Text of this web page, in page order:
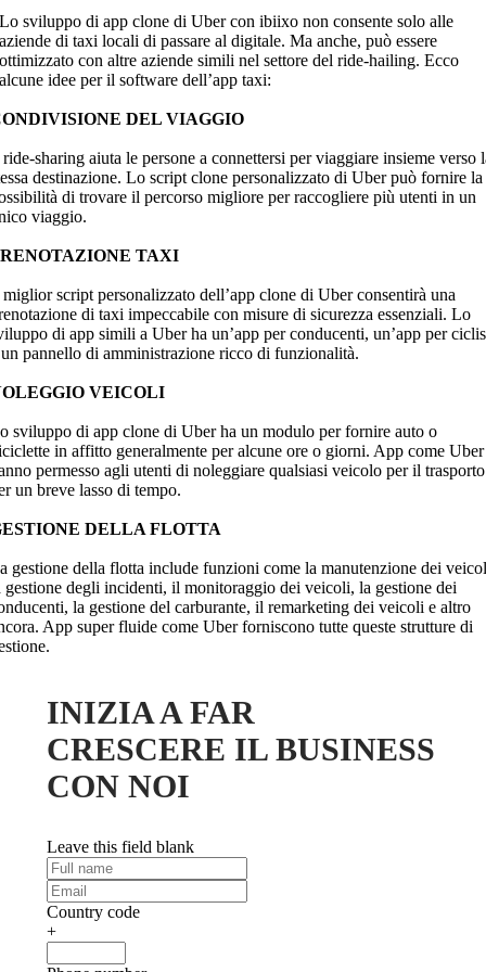
Lo sviluppo di app clone di Uber con ibiixo non consente solo alle
aziende di taxi locali di passare al digitale. Ma anche, può essere
ottimizzato con altre aziende simili nel settore del ride-hailing. Ecco
alcune idee per il software dell’app taxi:
DEL VIAGGIO
sharing aiuta le persone a connettersi per viaggiare insieme verso
destinazione. Lo script clone personalizzato di Uber può fornire la
di trovare il percorso migliore per raccogliere più utenti in un
viaggio.
TAXI
script personalizzato dell’app clone di Uber consentirà una
di taxi impeccabile con misure di sicurezza essenziali. Lo
di app simili a Uber ha un’app per conducenti, un’app per
pannello di amministrazione ricco di funzionalità.
VEICOLI
sviluppo di app clone di Uber ha un modulo per fornire auto o
in affitto generalmente per alcune ore o giorni. App come Uber
permesso agli utenti di noleggiare qualsiasi veicolo per il trasporto
un breve lasso di tempo.
DELLA FLOTTA
gestione della flotta include funzioni come la manutenzione dei
gestione degli incidenti, il monitoraggio dei veicoli, la gestione dei
la gestione del carburante, il remarketing dei veicoli e altro
App super fluide come Uber forniscono tutte queste strutture di
INIZIA A FAR
CRESCERE IL BUSINESS
CON NOI
Leave this field blank
Country code
+